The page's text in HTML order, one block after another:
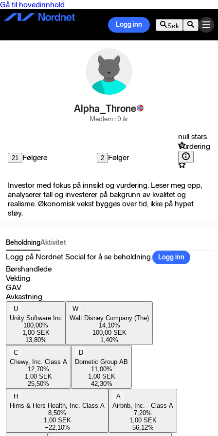
Gå til hovedinnhold
Logg inn Søk
Alpha_Throne
Medlem i 9 år
21 Følgere 2 Følger
null stars
Vurdering
Investor med fokus på innsikt og vurdering. Leser meg opp,
analyserer tall og investerer på bakgrunn av kvalitet og
realisme. Økonomisk vekst bygges over tid, ikke på hypet
støy.
BeholdningAktivitet
Logg på Nordnet Social for å se beholdning. Logg inn
Børshandlede
Vekting
GAV
Avkastning
U
Unity Software Inc
100,00%
1,00 SEK
13,80%
W
Walt Disney Company (The)
14,10%
100,00 SEK
1,40%
C
Chewy, Inc. Class A
12,70%
1,00 SEK
25,50%
D
Dometic Group AB
11,00%
1,00 SEK
42,30%
H
Hims & Hers Health, Inc. Class A
8,50%
1,00 SEK
−22,10%
A
Airbnb, Inc. - Class A
7,20%
1,00 SEK
56,12%